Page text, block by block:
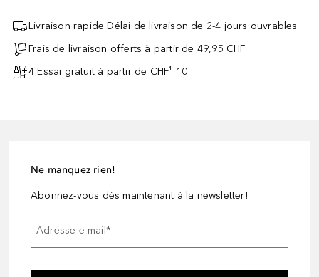
Livraison rapide Délai de livraison de 2-4 jours ouvrables
Frais de livraison offerts à partir de 49,95 CHF
4 Essai gratuit à partir de CHF¹ 10
Ne manquez rien!
Abonnez-vous dès maintenant à la newsletter!
Adresse e-mail*